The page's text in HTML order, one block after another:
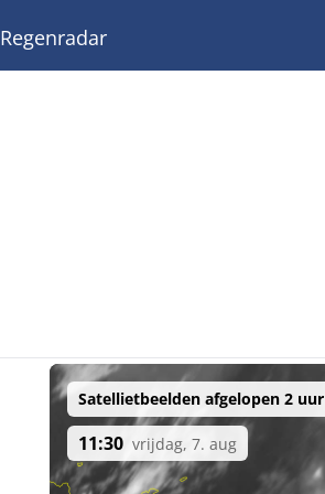
Regenradar
Satellietbeelden afgelopen 2 uur
11:30 vrijdag, 7. aug